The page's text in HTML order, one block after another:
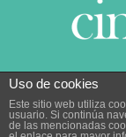
© 2014
2005.
Uso de cookies
Este sitio web utiliza
usuario. Si continúa
de las mencionadas